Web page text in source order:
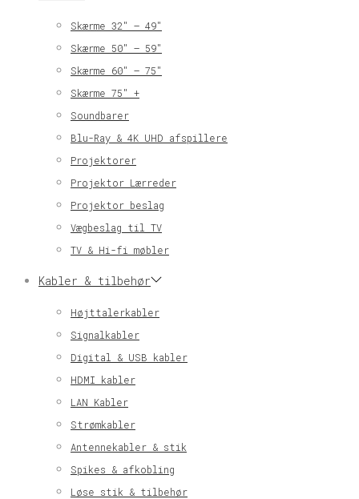
Skærme 32″ – 49″
Skærme 50″ – 59″
Skærme 60″ – 75″
Skærme 75″ +
Soundbarer
Blu-Ray & 4K UHD afspillere
Projektorer
Projektor Lærreder
Projektor beslag
Vægbeslag til TV
TV & Hi-fi møbler
Kabler & tilbehør
Højttalerkabler
Signalkabler
Digital & USB kabler
HDMI kabler
LAN Kabler
Strømkabler
Antennekabler & stik
Spikes & afkobling
Løse stik & tilbehør